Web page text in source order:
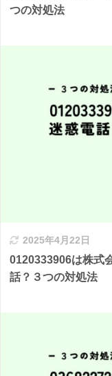
つの対処法
2025年4月22日
0120333906は株式
話？３つの対処法